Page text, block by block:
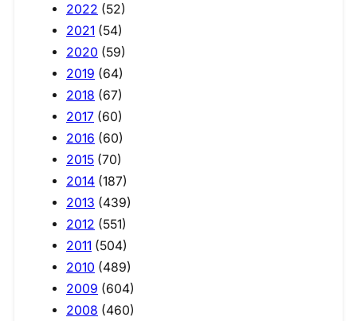
2022 (52)
2021 (54)
2020 (59)
2019 (64)
2018 (67)
2017 (60)
2016 (60)
2015 (70)
2014 (187)
2013 (439)
2012 (551)
2011 (504)
2010 (489)
2009 (604)
2008 (460)